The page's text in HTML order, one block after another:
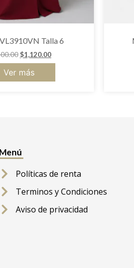
Talla 6
$1,120.00
Ver más
Menú
Políticas de renta
Terminos y Condiciones
Aviso de privacidad